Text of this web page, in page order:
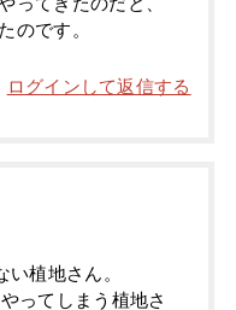
のです。
ログインして返信する
植地さん。
ってしまう植地さ